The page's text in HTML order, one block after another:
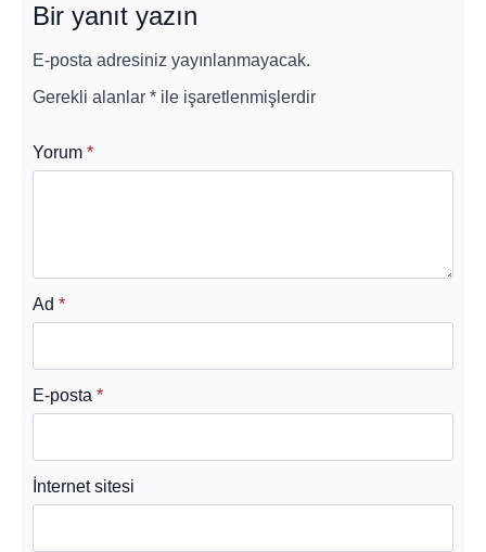
Bir yanıt yazın
E-posta adresiniz yayınlanmayacak.
Gerekli alanlar * ile işaretlenmişlerdir
Yorum *
Ad *
E-posta *
İnternet sitesi